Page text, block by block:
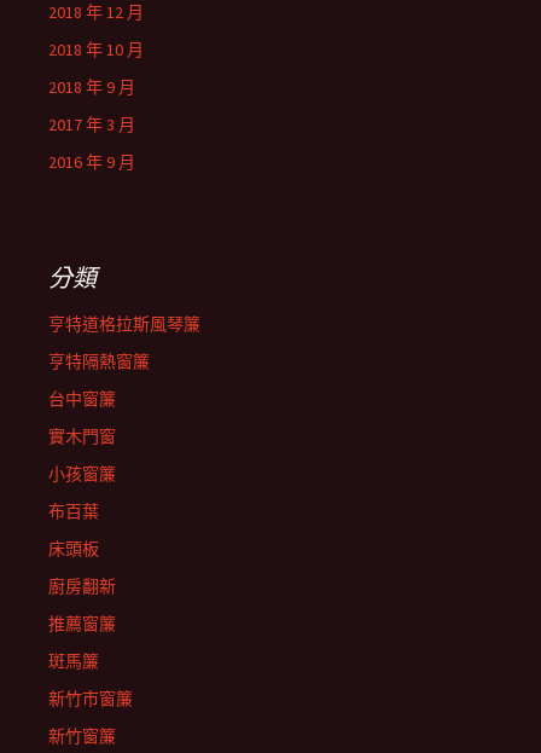
2018 年 12 月
2018 年 10 月
2018 年 9 月
2017 年 3 月
2016 年 9 月
分類
亨特道格拉斯風琴簾
亨特隔熱窗簾
台中窗簾
實木門窗
小孩窗簾
布百葉
床頭板
廚房翻新
推薦窗簾
斑馬簾
新竹市窗簾
新竹窗簾